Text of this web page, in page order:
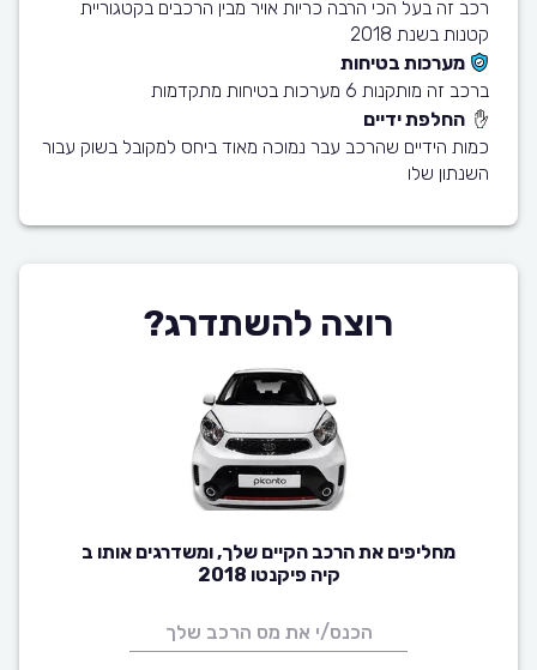
רכב זה בעל הכי הרבה כריות אויר מבין הרכבים בקטגוריית
קטנות בשנת 2018
מערכות בטיחות
ברכב זה מותקנות 6 מערכות בטיחות מתקדמות
החלפת ידיים
כמות הידיים שהרכב עבר נמוכה מאוד ביחס למקובל בשוק עבור
השנתון שלו
רוצה להשתדרג?
מחליפים את הרכב הקיים שלך, ומשדרגים אותו ב
קיה פיקנטו 2018